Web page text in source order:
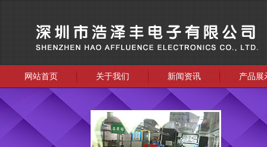
网站首页 关于我们 新闻资讯 产品展